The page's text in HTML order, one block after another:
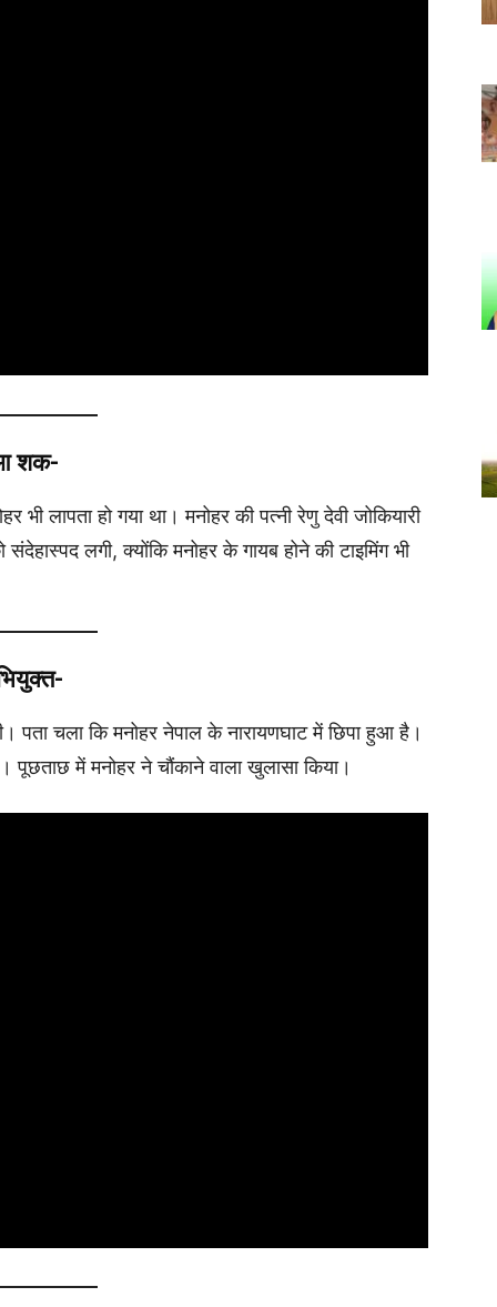
शक-
लापता हो गया था। मनोहर की पत्नी रेणु देवी जोकियारी
लगी, क्योंकि मनोहर के गायब होने की टाइमिंग भी
पता चला कि मनोहर नेपाल के नारायणघाट में छिपा हुआ है।
में मनोहर ने चौंकाने वाला खुलासा किया।